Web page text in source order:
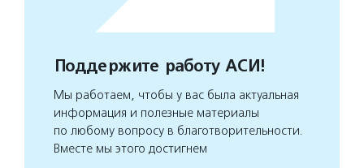
Поддержите работу АСИ!
Мы работаем, чтобы у вас была актуальная
информация и полезные материалы
по любому вопросу в благотворительности.
Вместе мы этого достигнем